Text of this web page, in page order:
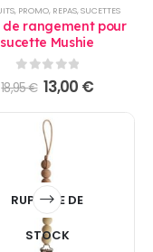
options
peuvent
être
choisies
sur
la
page
du
produit
, PROMO, REPAS,SUCETTES
de rangement pour
sucette Mushie
0sur 5
18,95€ Le
prix
initial
était :
18,95 €.
13,00 €Le
actuel
RUPTURE DE
STOCK